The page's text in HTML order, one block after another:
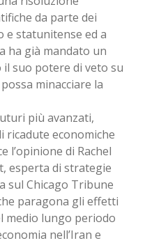
da parte dei
e statunitense ed a
ha già mandato un
il suo potere di veto su
minacciare la
più avanzati,
economiche
l’opinione di Rachel
esperta di strategie
sul Chicago Tribune
paragona gli effetti
medio lungo periodo
nell’Iran e